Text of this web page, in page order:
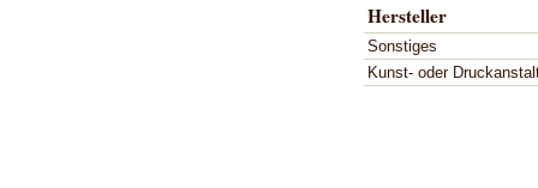
Hersteller
Sonstiges
Kunst- oder